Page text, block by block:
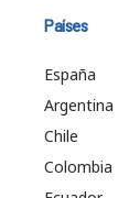
Países
España
Argentina
Chile
Colombia